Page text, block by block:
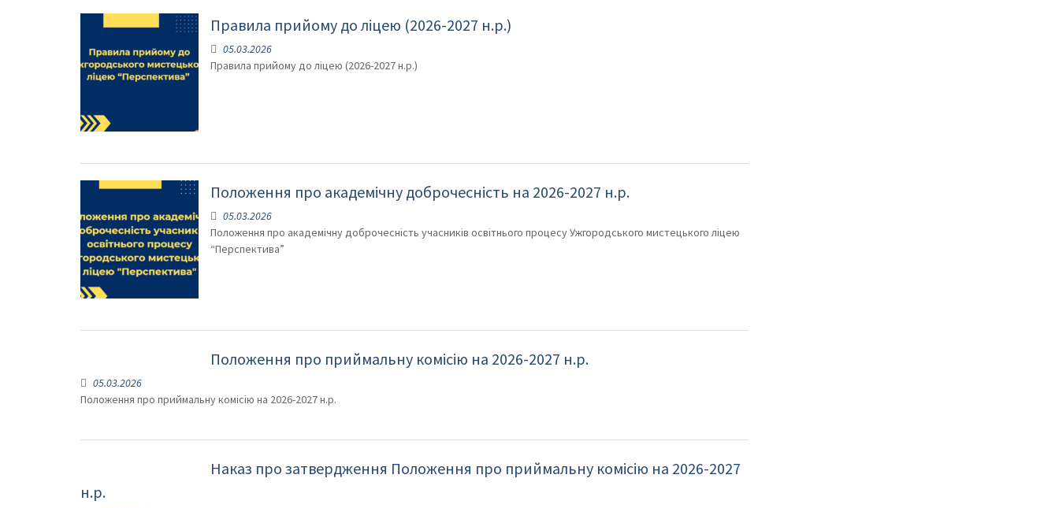
Правила прийому до ліцею (2026-2027 н.р.)
05.03.2026
Правила прийому до ліцею (2026-2027 н.р.)
Положення про академічну доброчесність на 2026-2027 н.р.
05.03.2026
Положення про академічну доброчесність учасників освітнього процесу Ужгородського мистецького ліцею
“Перспектива”
Положення про приймальну комісію на 2026-2027 н.р.
05.03.2026
Положення про приймальну комісію на 2026-2027 н.р.
Наказ про затвердження Положення про приймальну комісію на 2026-2027
н.р.